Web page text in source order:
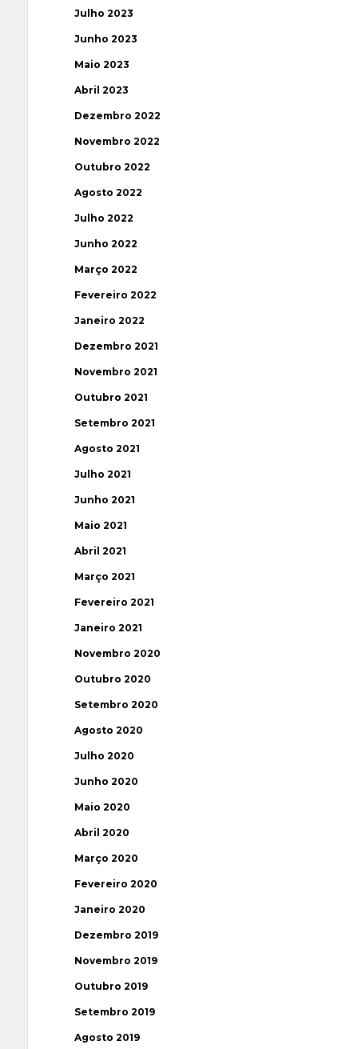
Julho 2023
Junho 2023
Maio 2023
Abril 2023
Dezembro 2022
Novembro 2022
Outubro 2022
Agosto 2022
Julho 2022
Junho 2022
Março 2022
Fevereiro 2022
Janeiro 2022
Dezembro 2021
Novembro 2021
Outubro 2021
Setembro 2021
Agosto 2021
Julho 2021
Junho 2021
Maio 2021
Abril 2021
Março 2021
Fevereiro 2021
Janeiro 2021
Novembro 2020
Outubro 2020
Setembro 2020
Agosto 2020
Julho 2020
Junho 2020
Maio 2020
Abril 2020
Março 2020
Fevereiro 2020
Janeiro 2020
Dezembro 2019
Novembro 2019
Outubro 2019
Setembro 2019
Agosto 2019